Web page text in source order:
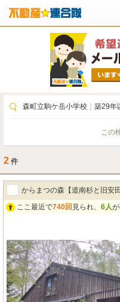
森町立駒ケ岳小学校 築29年
この
2 件
からまつの森【道南杉と旧安
ここ最近で740回 見られ、 6人